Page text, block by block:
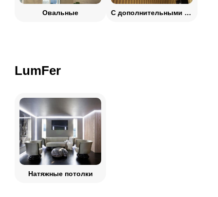
Овальные С дополнительными углами
LumFer
Натяжные потолки